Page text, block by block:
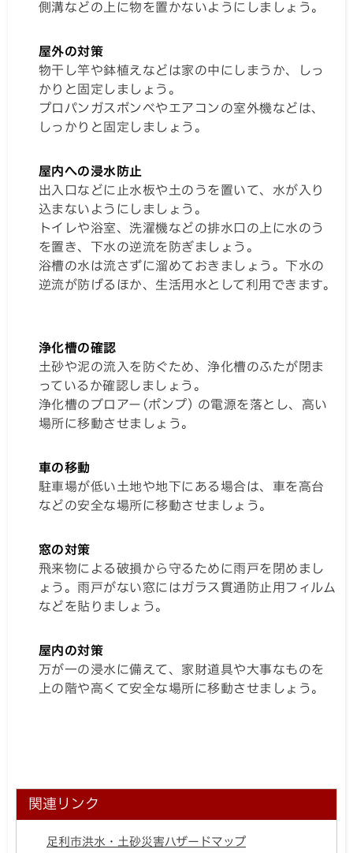
側溝などの上に物を置かないようにしましょう。
屋外の対策
物干し竿や鉢植えなどは家の中にしまうか、しっ
かりと固定しましょう。
プロパンガスボンベやエアコンの室外機などは、
しっかりと固定しましょう。
屋内への浸水防止
出入口などに止水板や土のうを置いて、水が入り
込まないようにしましょう。
トイレや浴室、洗濯機などの排水口の上に水のう
を置き、下水の逆流を防ぎましょう。
浴槽の水は流さずに溜めておきましょう。下水の
逆流が防げるほか、生活用水として利用できます。
浄化槽の確認
土砂や泥の流入を防ぐため、浄化槽のふたが閉ま
っているか確認しましょう。
浄化槽のブロアー(ポンプ) の電源を落とし、高い
場所に移動させましょう。
車の移動
駐車場が低い土地や地下にある場合は、車を高台
などの安全な場所に移動させましょう。
窓の対策
飛来物による破損から守るために雨戸を閉めまし
ょう。雨戸がない窓にはガラス貫通防止用フィルム
などを貼りましょう。
屋内の対策
万が一の浸水に備えて、家財道具や大事なものを
上の階や高くて安全な場所に移動させましょう。
関連リンク
足利市洪水・土砂災害ハザードマップ